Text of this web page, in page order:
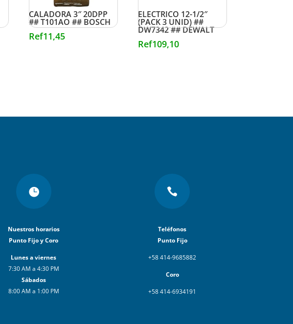
HOJAS P/ SIERRA
CALADORA 3″ 20DPP
## T101AO ## BOSCH
Ref11,45
ELECTRICO 12-1/2″
(PACK 3 UNID) ##
DW7342 ## DEWALT
Ref109,10

Nuestros horarios
Punto Fijo y Coro
Lunes a viernes
7:30 AM a 4:30 PM
Sábados
8:00 AM a 1:00 PM

Teléfonos
Punto Fijo
+58 414-9685882
Coro
+58 414-6934191